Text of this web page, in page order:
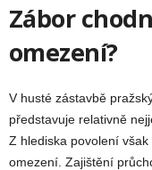
Zábor
omezení?
V husté zástavbě
představuje relativně
Z hlediska povolení
omezení. Zajištění